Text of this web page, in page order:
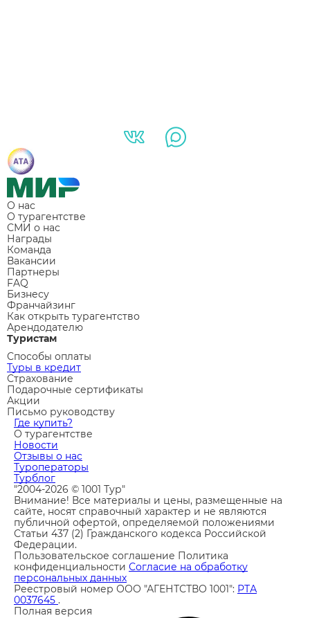
О нас
О турагентстве
СМИ о нас
Награды
Команда
Вакансии
Партнеры
FAQ
Бизнесу
Франчайзинг
Как открыть турагентство
Арендодателю
Туристам
Способы оплаты
Туры в кредит
Страхование
Подарочные сертификаты
Акции
Письмо руководству
Где купить?
О турагентстве
Новости
Отзывы о нас
Туроператоры
Турблог
"2004-2026 © 1001 Тур"
Внимание! Все материалы и цены, размещенные на
сайте, носят справочный характер и не являются
публичной офертой, определяемой положениями
Статьи 437 (2) Гражданского кодекса Российской
Федерации.
Пользовательское соглашение Политика
конфиденциальности Согласие на обработку
персональных данных
Реестровый номер ООО "АГЕНТСТВО 1001": РТА
0037645 .
Полная версия